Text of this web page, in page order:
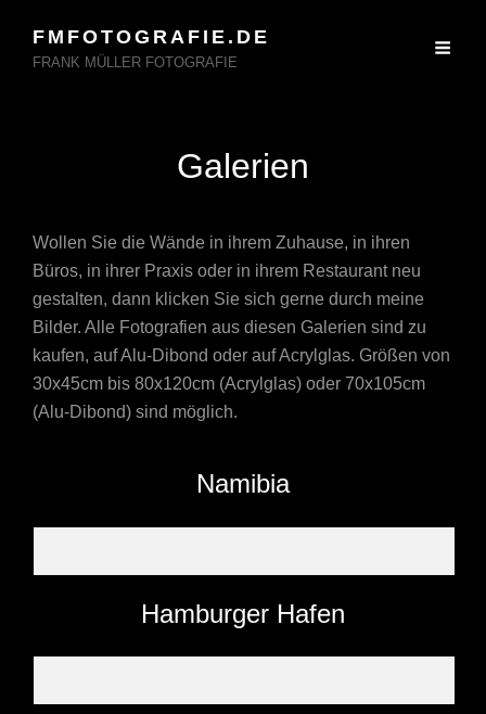
FMFOTOGRAFIE.DE
FRANK MÜLLER FOTOGRAFIE
Galerien
Wollen Sie die Wände in ihrem Zuhause, in ihren
Büros, in ihrer Praxis oder in ihrem Restaurant neu
gestalten, dann klicken Sie sich gerne durch meine
Bilder. Alle Fotografien aus diesen Galerien sind zu
kaufen, auf Alu-Dibond oder auf Acrylglas. Größen von
30x45cm bis 80x120cm (Acrylglas) oder 70x105cm
(Alu-Dibond) sind möglich.
Namibia
Hamburger Hafen